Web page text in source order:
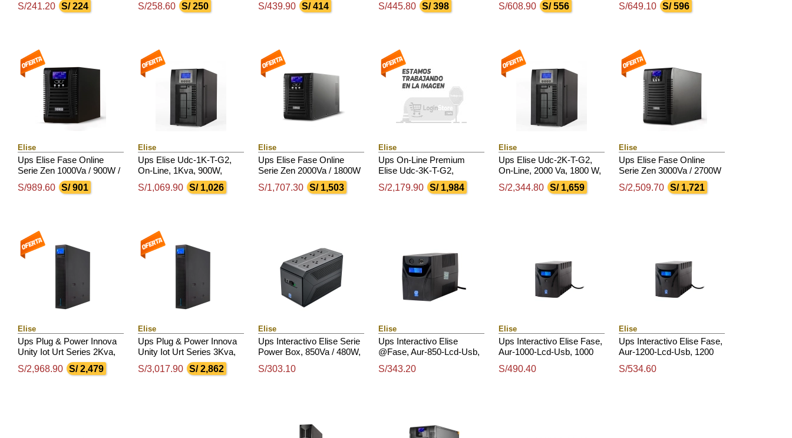
S/241.20 S/ 224
Inteligente Usb-Hid.
S/258.60 S/ 250 S/439.90 S/ 414
Usb-Hid.
S/445.80 S/ 398 S/608.90 S/ 556
Inteligente Usb-Hid.
S/649.10 S/ 596
Elise
Ups Elise Fase Online
Serie Zen 1000Va / 900W /
4 Tomas De Salida Nema
5-15 / Rs232 / Usb.
S/989.60 S/ 901
Elise
Ups Elise Udc-1K-T-G2,
On-Line, 1Kva, 900W,
100V 300Vac, Display Lcd.
S/1,069.90 S/ 1,026
Elise
Ups Elise Fase Online
Serie Zen 2000Va / 1800W
/ 4 Tomas De Salida Nema
5-15 / Rs232 / Usb
S/1,707.30 S/ 1,503
Elise
Ups On-Line Premium
Elise Udc-3K-T-G2,
3000Va / 2700W / Entrada:
220-240Vac / Salida: 220-
S/2,179.90 S/ 1,984
Elise
Ups Elise Udc-2K-T-G2,
On-Line, 2000 Va, 1800 W,
220Vac, Monofásico Con
Tierra, Usb.
S/2,344.80 S/ 1,659
Elise
Ups Elise Fase Online
Serie Zen 3000Va / 2700W
/ 6 Tomas De Salida Nema
5-15 / Usb
S/2,509.70 S/ 1,721
Elise
Ups Plug & Power Innova
Unity Iot Urt Series 2Kva,
2000Va,2000W, 220V, Db-9
Rs 232 / Usb
S/2,968.90 S/ 2,479
Elise
Ups Plug & Power Innova
Unity Iot Urt Series 3Kva,
3000W, 220V, Db-9 Rs232
/ Usb
S/3,017.90 S/ 2,862
Elise
Ups Interactivo Elise Serie
Power Box, 850Va / 480W,
S/303.10
Elise
Ups Interactivo Elise
@Fase, Aur-850-Lcd-Usb,
Inteligente Usb-Hid.
S/343.20
Elise
Ups Interactivo Elise Fase,
Aur-1000-Lcd-Usb, 1000
Inteligente Usb-Hid.
S/490.40
Elise
Ups Interactivo Elise Fase,
Aur-1200-Lcd-Usb, 1200
Inteligente Usb-Hid.
S/534.60